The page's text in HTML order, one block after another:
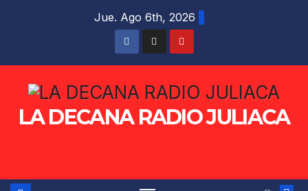
Jue. Ago 6th, 2026
LA DECANA RADIO JULIACA